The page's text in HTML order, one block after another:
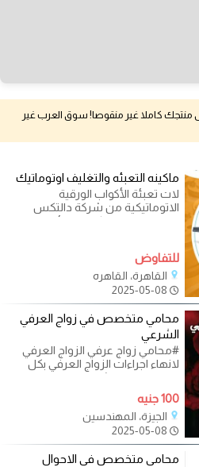
منتجك كاملا غير منقوصا! سوق العرب غير
ماكينه التعبئه والتغليف اوتوماتيك
لات تعبئة الأكواب الورقية
الاتوماتيكية من شركة دالتكس
ايجيبت تقوم الماكينة بتعبئة وتغليف
للتفاوض
القاهرة، القاهره
محامي متخصص في زواج العرفي
الشرعي
#محامي زواج عرفي الزواج العرفي
لانهاء اجراءات الزواج العرفي بكل
هدوء هو زواج شرعي و قانوني لا
100 جنيه
الجيزة، المهندسين
محامي متخصص في الاحوال